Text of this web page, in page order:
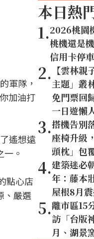
軍隊，
加油打
遙想遠
。
點心店
、嚴選
本日熱
1.2026桃園
桃機還是
信用卡停
2. 【雲林
主題」叢
免門票回
一日遊懶
3.搭機告別
座椅升級
頭枕」包
4.建築迷必
年：藤本
屋根8月
5.離市區15
訪「台版
月、湖景